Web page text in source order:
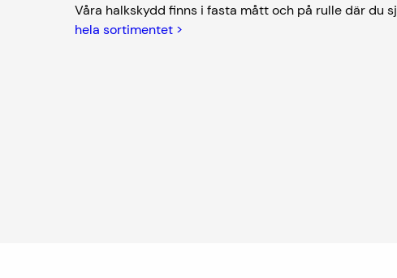
Våra halkskydd finns i fasta mått och på rulle där du
hela sortimentet >